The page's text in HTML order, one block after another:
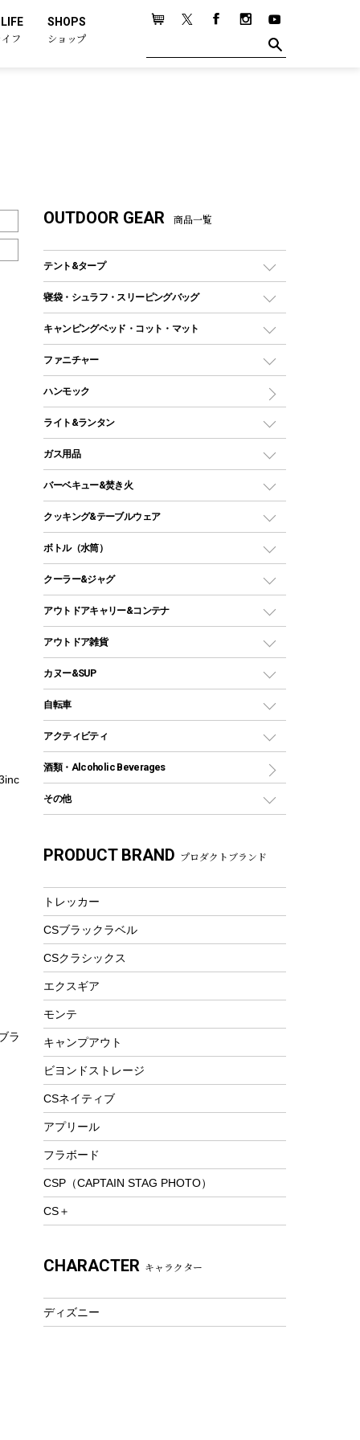
フ
SHOPS
ショップ
ラ
OUTDOOR GEAR 商品一覧
テント&タープ
テント
ツールームテント
ワンポールテント
シェルターテント
ロッジ型・オリジナルテント
タープ
スクエアタープ（レクタタープ）
メッシュタープ
自立式タープ
パラソル
テントアクセサリー
ペグ
グランドシート
ガイドロープ
ツール
寝袋・シュラフ・スリーピングバッグ
レクタングラー型（封筒型）シュラフ
インナーシュラフ
キャンピングベッド・コット・マット
キャンピングベッド・コット
インフレータブルマット
ファニチャー
アウトドアテーブル
レジャーシート
ハンモック
ライト&ランタン
LEDランタン
ガスランタン
オイルランタン
LEDライト
ヘッドライト
キャンドル
ガス用品
ガスバーナー
ガス缶
ガストーチ、ライター
バーベキュー&焚き火
バーベキューコンロ、グリル
焚き火台タイプ（ロースタイル）グリル
卓上タイプグリル
パーティータイプグリル
鉄板、アミ
焚き火台&ストーブ
火起こし
バーベキューツール
燃料・着火剤・炭
クッキング&テーブルウェア
ダッチオーブン
ホットサンドメーカー
クッカーセット
シェラカップ
クッキングツール
ナイフ
カトラリー
マグカップ、カップ
フードボトル
コーヒー&ミル
トレー
ランチョンマット
ランチボックス
ピクニックセット
ボトル（水筒）
ステンレスボトル
コップ付きタイプ
ワンタッチタイプ
プラスチックボトル
ディズニーボトル
クーラー&ジャグ
クーラーボックス
クーラーバッグ
ウォータージャグ
保冷剤
アウトドアキャリー&コンテナ
アウトドアキャリー
アウトドア雑貨
バックパック&バッグ
リュック、バックパック
トートバッグ、サコッシュ
ショッピングキャリー
その他アウトドア雑貨
レイン
ツール、他
カヌー&SUP
インフレータブル
カヤック
パドル
ヘルメット
アクセサリー
自転車
折りたたみ自転車
スポーツサイクル
シティサイクル
自転車用アクセサリー
自転車ウェア
アクティビティ
マリン
ラッシュガード
テント
フローティングベスト
ヘルメット
エアーポンプ
ウィンター
防寒ウェア
ツール&アクセサリー
トレッキング
トレッキングステッキ
トレッキングアクセサリー
プレイグッズ
ウェルネス
フィットネス
アクセサリー
酒類・Alcoholic Beverages
その他
湯たんぽ
PRODUCT BRAND プロダクトブランド
トレッカー
CSブラックラベル
CSクラシックス
エクスギア
モンテ
キャンプアウト
ビヨンドストレージ
CSネイティブ
アプリール
フラボード
CSP（CAPTAIN STAG PHOTO）
CS＋
CHARACTER キャラクター
ディズニー